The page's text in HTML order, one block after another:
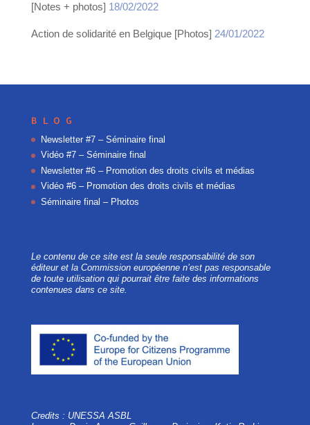
[Notes + photos] 18/02/2022
Action de solidarité en Belgique [Photos] 24/01/2022
BLOG
Newsletter #7 – Séminaire final
Vidéo #7 – Séminaire final
Newsletter #6 – Promotion des droits civils et médias
Vidéo #6 – Promotion des droits civils et médias
Séminaire final – Photos
Le contenu de ce site est la seule responsabilité de son
éditeur et la Commission européenne n’est pas responsable
de toute utilisation qui pourrait être faite des informations
contenues dans ce site.
Credits : UNESSA ASBL